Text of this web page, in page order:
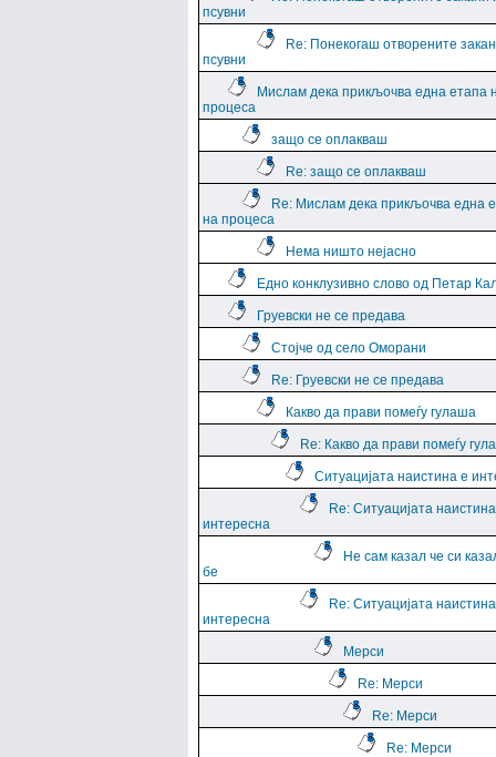
псувни
Re: Понекогаш отворените
псувни
Мислам дека прикљочва една етапа
процеса
защо се оплакваш
Re: защо се оплакваш
Re: Мислам дека прикљочва една
на процеса
Нема ништо нејасно
Едно конклузивно слово од Петар
Груевски не се предава
Стојче од село Оморани
Re: Груевски не се предава
Какво да прави помеѓу гулаша
Re: Какво да прави помеѓу
Ситуацијата наистина е
Re: Ситуацијата
интересна
Не сам казал че си
бе
Re: Ситуацијата
интересна
Мерси
Re: Мерси
Re: Мерси
Re: Мерси